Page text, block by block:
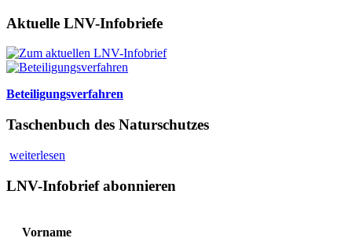
Aktuelle LNV-Infobriefe
Beteiligungsverfahren
Taschenbuch des Naturschutzes
weiterlesen
LNV-Infobrief abonnieren
Vorname